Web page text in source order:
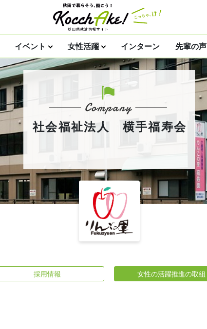
イベント 女性活躍 インターン 先輩の声
社会福祉法人 横手福寿会
採用情報 女性の活躍推進の取組